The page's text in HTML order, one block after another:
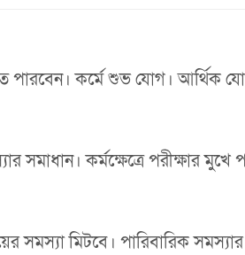
পারবেন। কর্মে শুভ যোগ। আর্থিক
কর্মক্ষেত্রে পরীক্ষার
সমস্যা মিটবে। পারিবারিক